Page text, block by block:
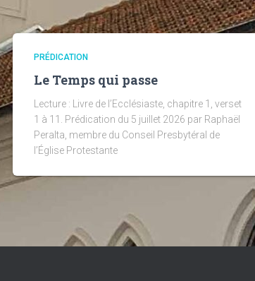
PRÉDICATION
Le Temps qui passe
Lecture : Livre de l’Ecclésiaste, chapitre 1, verset
1 à 11. Prédication du 5 juillet 2026 par Raphaël
Peralta, membre du Conseil Presbytéral de
l’Église Protestante